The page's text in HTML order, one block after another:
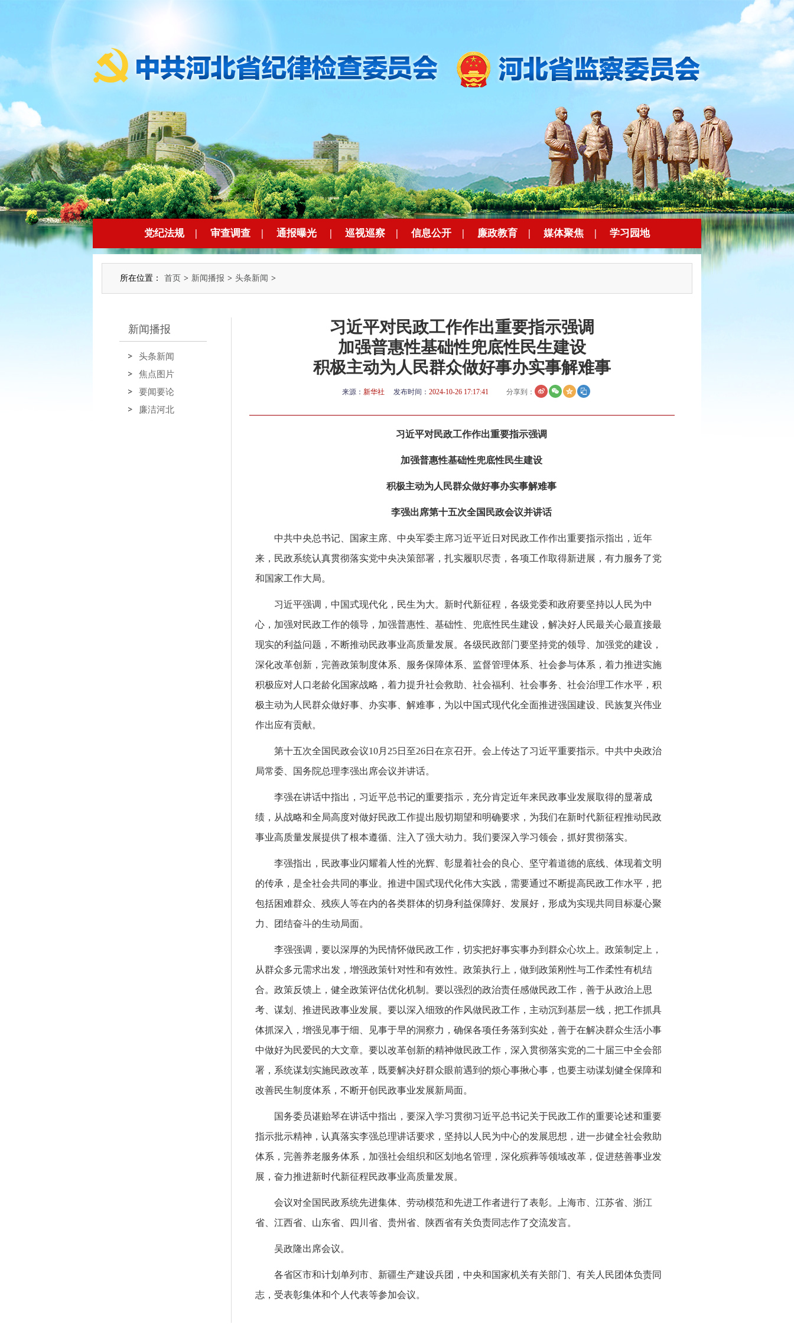
党纪法规 | 审查调查 | 通报曝光 | 巡视巡察 | 信息公开 | 廉政教育 | 媒体聚焦 | 学习园地
所在位置： 首页 > 新闻播报 > 头条新闻 >
新闻播报
头条新闻
焦点图片
要闻要论
廉洁河北
习近平对民政工作作出重要指示强调
加强普惠性基础性兜底性民生建设
积极主动为人民群众做好事办实事解难事
来源： 新华社 发布时间： 2024-10-26 17:17:41 分享到：
习近平对民政工作作出重要指示强调
加强普惠性基础性兜底性民生建设
积极主动为人民群众做好事办实事解难事
李强出席第十五次全国民政会议并讲话
中共中央总书记、国家主席、中央军委主席习近平近日对民政工作作出重要指示指出，近年
来，民政系统认真贯彻落实党中央决策部署，扎实履职尽责，各项工作取得新进展，有力服务了党
和国家工作大局。
习近平强调，中国式现代化，民生为大。新时代新征程，各级党委和政府要坚持以人民为中
心，加强对民政工作的领导，加强普惠性、基础性、兜底性民生建设，解决好人民最关心最直接最
现实的利益问题，不断推动民政事业高质量发展。各级民政部门要坚持党的领导、加强党的建设，
深化改革创新，完善政策制度体系、服务保障体系、监督管理体系、社会参与体系，着力推进实施
积极应对人口老龄化国家战略，着力提升社会救助、社会福利、社会事务、社会治理工作水平，积
极主动为人民群众做好事、办实事、解难事，为以中国式现代化全面推进强国建设、民族复兴伟业
作出应有贡献。
第十五次全国民政会议10月25日至26日在京召开。会上传达了习近平重要指示。中共中央政治
局常委、国务院总理李强出席会议并讲话。
李强在讲话中指出，习近平总书记的重要指示，充分肯定近年来民政事业发展取得的显著成
绩，从战略和全局高度对做好民政工作提出殷切期望和明确要求，为我们在新时代新征程推动民政
事业高质量发展提供了根本遵循、注入了强大动力。我们要深入学习领会，抓好贯彻落实。
李强指出，民政事业闪耀着人性的光辉、彰显着社会的良心、坚守着道德的底线、体现着文明
的传承，是全社会共同的事业。推进中国式现代化伟大实践，需要通过不断提高民政工作水平，把
包括困难群众、残疾人等在内的各类群体的切身利益保障好、发展好，形成为实现共同目标凝心聚
力、团结奋斗的生动局面。
李强强调，要以深厚的为民情怀做民政工作，切实把好事实事办到群众心坎上。政策制定上，
从群众多元需求出发，增强政策针对性和有效性。政策执行上，做到政策刚性与工作柔性有机结
合。政策反馈上，健全政策评估优化机制。要以强烈的政治责任感做民政工作，善于从政治上思
考、谋划、推进民政事业发展。要以深入细致的作风做民政工作，主动沉到基层一线，把工作抓具
体抓深入，增强见事于细、见事于早的洞察力，确保各项任务落到实处，善于在解决群众生活小事
中做好为民爱民的大文章。要以改革创新的精神做民政工作，深入贯彻落实党的二十届三中全会部
署，系统谋划实施民政改革，既要解决好群众眼前遇到的烦心事揪心事，也要主动谋划健全保障和
改善民生制度体系，不断开创民政事业发展新局面。
国务委员谌贻琴在讲话中指出，要深入学习贯彻习近平总书记关于民政工作的重要论述和重要
指示批示精神，认真落实李强总理讲话要求，坚持以人民为中心的发展思想，进一步健全社会救助
体系，完善养老服务体系，加强社会组织和区划地名管理，深化殡葬等领域改革，促进慈善事业发
展，奋力推进新时代新征程民政事业高质量发展。
会议对全国民政系统先进集体、劳动模范和先进工作者进行了表彰。上海市、江苏省、浙江
省、江西省、山东省、四川省、贵州省、陕西省有关负责同志作了交流发言。
吴政隆出席会议。
各省区市和计划单列市、新疆生产建设兵团，中央和国家机关有关部门、有关人民团体负责同
志，受表彰集体和个人代表等参加会议。